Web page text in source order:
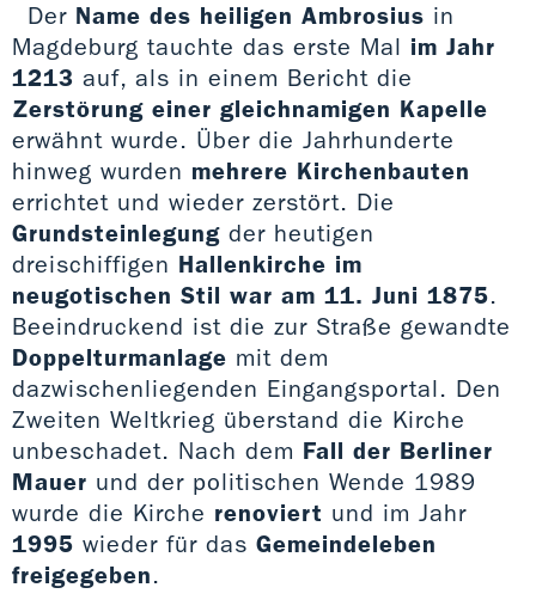
Der Name des heiligen Ambrosius in
Magdeburg tauchte das erste Mal im Jahr
1213 auf, als in einem Bericht die
Zerstörung einer gleichnamigen Kapelle
erwähnt wurde. Über die Jahrhunderte
hinweg wurden mehrere Kirchenbauten
errichtet und wieder zerstört. Die
Grundsteinlegung der heutigen
dreischiffigen Hallenkirche im
neugotischen Stil war am 11. Juni 1875.
Beeindruckend ist die zur Straße gewandte
Doppelturmanlage mit dem
dazwischenliegenden Eingangsportal. Den
Zweiten Weltkrieg überstand die Kirche
unbeschadet. Nach dem Fall der Berliner
Mauer und der politischen Wende 1989
wurde die Kirche renoviert und im Jahr
1995 wieder für das Gemeindeleben
freigegeben.